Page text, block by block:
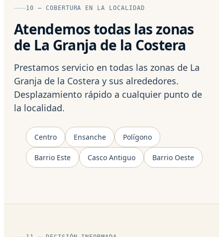
10 — COBERTURA EN LA LOCALIDAD
Atendemos todas las zonas
de La Granja de la Costera
Prestamos servicio en todas las zonas de La
Granja de la Costera y sus alrededores.
Desplazamiento rápido a cualquier punto de
la localidad.
Centro Ensanche Polígono
Barrio Este Casco Antiguo Barrio Oeste